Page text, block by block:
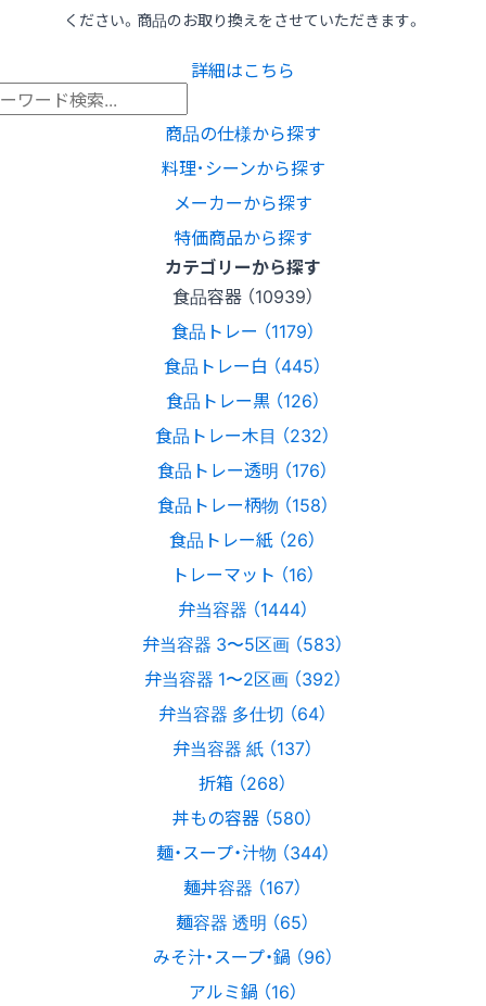
ください。商品のお取り換えをさせていただきます。
詳細はこちら
商品の仕様から探す
料理･シーンから探す
メーカーから探す
特価商品から探す
カテゴリーから探す
食品容器 （10939）
食品トレー （1179）
食品トレー白 （445）
食品トレー黒 （126）
食品トレー木目 （232）
食品トレー透明 （176）
食品トレー柄物 （158）
食品トレー紙 （26）
トレーマット （16）
弁当容器 （1444）
弁当容器 3〜5区画 （583）
弁当容器 1〜2区画 （392）
弁当容器 多仕切 （64）
弁当容器 紙 （137）
折箱 （268）
丼もの容器 （580）
麺・スープ・汁物 （344）
麺丼容器 （167）
麺容器 透明 （65）
みそ汁・スープ・鍋 （96）
アルミ鍋 （16）